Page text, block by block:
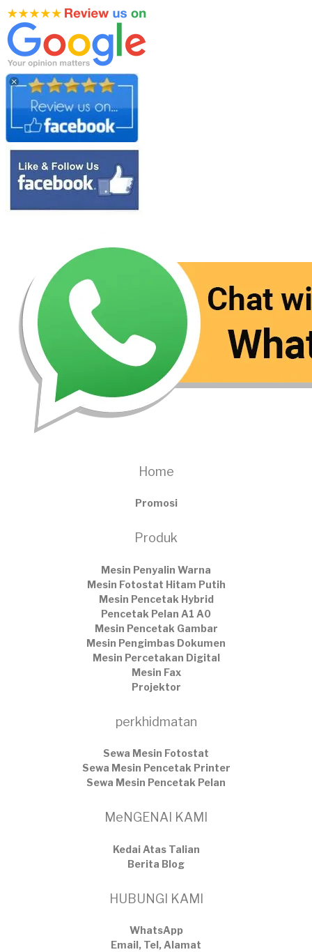
Home
Promosi
Produk
Mesin Penyalin Warna
Mesin Fotostat Hitam Putih
Mesin Pencetak Hybrid
Pencetak Pelan A1 A0
Mesin Pencetak Gambar
Mesin Pengimbas Dokumen
Mesin Percetakan Digital
Mesin Fax
Projektor
perkhidmatan
Sewa Mesin Fotostat
Sewa Mesin Pencetak Printer
Sewa Mesin Pencetak Pelan
MeNGENAI KAMI
Kedai Atas Talian
​Berita Blog
HUBUNGI KAMI
WhatsApp
Email, Tel, Alamat